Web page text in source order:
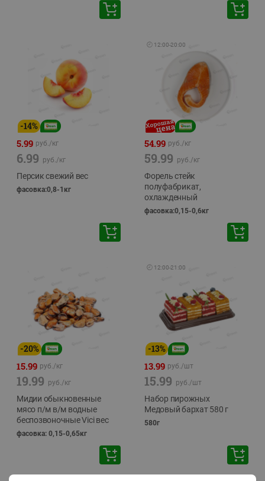
-14%
5.99 руб./кг
6.99 руб./кг
Персик свежий вес
фасовка:0,8-1кг
🕘 12:00-20:00
54.99 руб./кг
59.99 руб./кг
Форель стейк
полуфабрикат,
охлажденный
фасовка:0,15-0,6кг
-20%
15.99 руб./кг
19.99 руб./кг
Мидии обыкновенные
мясо п/м в/м водные
беспозвоночные Vici вес
фасовка: 0,15-0,65кг
🕘 12:00-21:00
-13%
13.99 руб./шт
15.99 руб./шт
Набор пирожных
Медовый бархат 580 г
580г